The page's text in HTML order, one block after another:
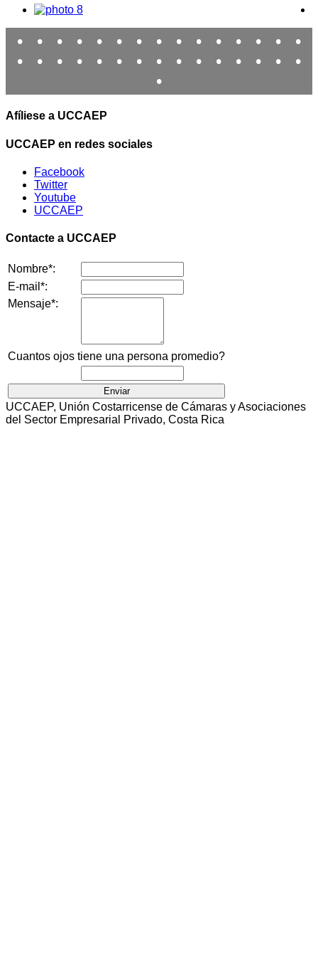
• • • • • • • • • • • • • •
•
•
• • • • • • • • • • • • •
•
•
Afíliese a UCCAEP
UCCAEP en redes sociales
Facebook
Twitter
Youtube
UCCAEP
Contacte a UCCAEP
Nombre*:
E-mail*:
Mensaje*:
Cuantos ojos tiene una persona promedio?
UCCAEP, Unión Costarricense de Cámaras y Asociaciones
del Sector Empresarial Privado, Costa Rica